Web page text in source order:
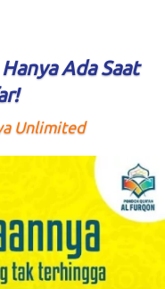
Ada Saat
Unlimited